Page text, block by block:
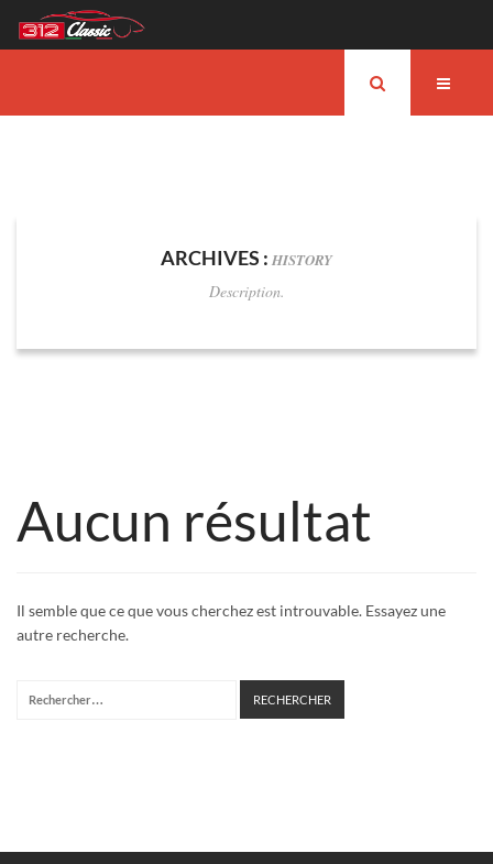
ARCHIVES : HISTORY
Description.
Aucun résultat
Il semble que ce que vous cherchez est introuvable. Essayez une
autre recherche.